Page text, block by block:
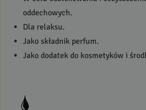
oddechowych.
Dla relaksu.
Jako składnik perfum.
Jako dodatek do kosmetyków i